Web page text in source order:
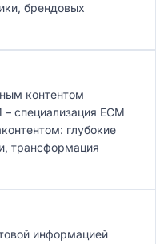
брендовых
контентом
специализация ECM
глубокие
трансформация
информацией